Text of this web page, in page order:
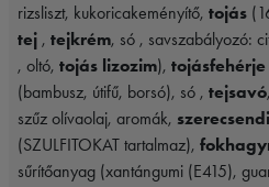
rizsliszt, kukoricakeményítő, tojás
tej , tejkrém, só , savszabályozó:
, oltó, tojás lizozim), tojásfehérje
(bambusz, útifű, borsó), só , tejsavó
szűz olívaolaj, aromák,
(SZULFITOKAT tartalmaz),
sűrítőanyag (xantángumi (E415),